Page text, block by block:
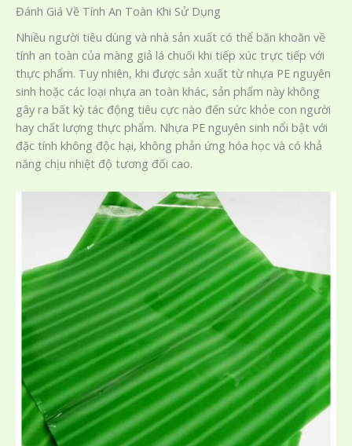
Đánh Giá Về Tính An Toàn Khi Sử Dụng
Nhiều người tiêu dùng và nhà sản xuất có thể băn khoăn về
tính an toàn của màng giả lá chuối khi tiếp xúc trực tiếp với
thực phẩm. Tuy nhiên, khi được sản xuất từ nhựa PE nguyên
sinh hoặc các loại nhựa an toàn khác, sản phẩm này không
gây ra bất kỳ tác động tiêu cực nào đến sức khỏe con người
hay chất lượng thực phẩm. Nhựa PE nguyên sinh nổi bật với
đặc tính không độc hại, không phản ứng hóa học và có khả
năng chịu nhiệt độ tương đối cao.